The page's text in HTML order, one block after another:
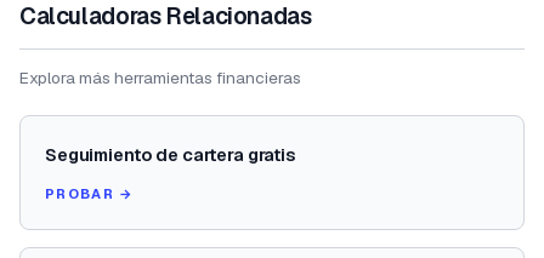
Calculadoras Relacionadas
Explora más herramientas financieras
Seguimiento de cartera gratis
PROBAR →